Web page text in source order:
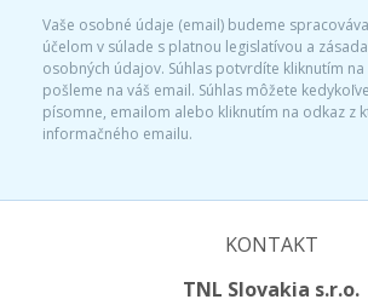
Vaše osobné údaje (email) budeme
účelom v súlade s platnou legislatívou a
osobných údajov. Súhlas potvrdíte kliknutím
pošleme na váš email. Súhlas môžete
písomne, emailom alebo kliknutím na odkaz z
informačného emailu.
KONTAKT
TNL Slovakia s.r.o.